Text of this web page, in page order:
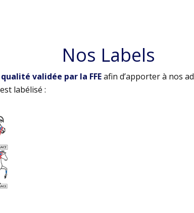
Nos Labels
validée par la FFEafin d’apporter à nos
labélisé :